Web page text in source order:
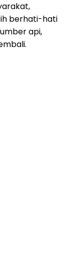
berhati-hati
api,